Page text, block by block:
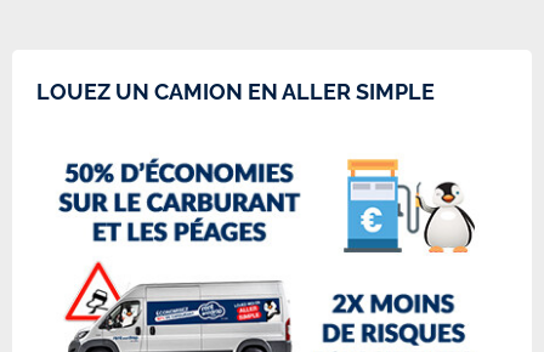
LOUEZ UN CAMION EN ALLER SIMPLE